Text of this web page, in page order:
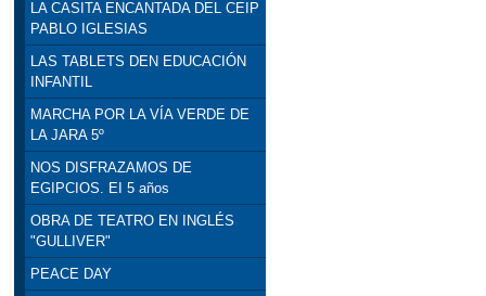
LA CASITA ENCANTADA DEL CEIP
PABLO IGLESIAS
LAS TABLETS DEN EDUCACIÓN
INFANTIL
MARCHA POR LA VÍA VERDE DE
LA JARA 5º
NOS DISFRAZAMOS DE
EGIPCIOS. EI 5 años
OBRA DE TEATRO EN INGLÉS
"GULLIVER"
PEACE DAY